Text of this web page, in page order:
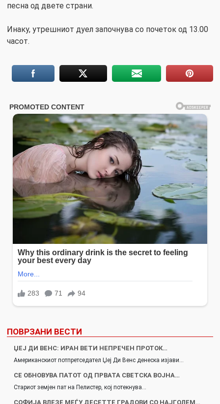
песна од двете страни.
Инаку, утрешниот дуел започнува со почеток од 13.00
часот.
ПОВРЗАНИ ВЕСТИ
ЏЕЈ ДИ ВЕНС: ИРАН ВЕТИ НЕПРЕЧЕН ПРОТОК…
Американскиот потпретседател Џеј Ди Венс денеска изјави…
СЕ ОБНОВУВА ПАТОТ ОД ПРВАТА СВЕТСКА ВОЈНА…
Стариот земјен пат на Пелистер, кој потекнува…
СОФИЈА ВЛЕЗЕ МЕЃУ ДЕСЕТТЕ ГРАДОВИ СО НАЈГОЛЕМ…